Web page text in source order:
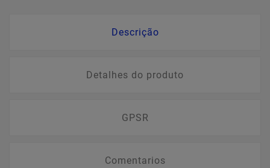
Descrição
Detalhes do produto
GPSR
Comentarios